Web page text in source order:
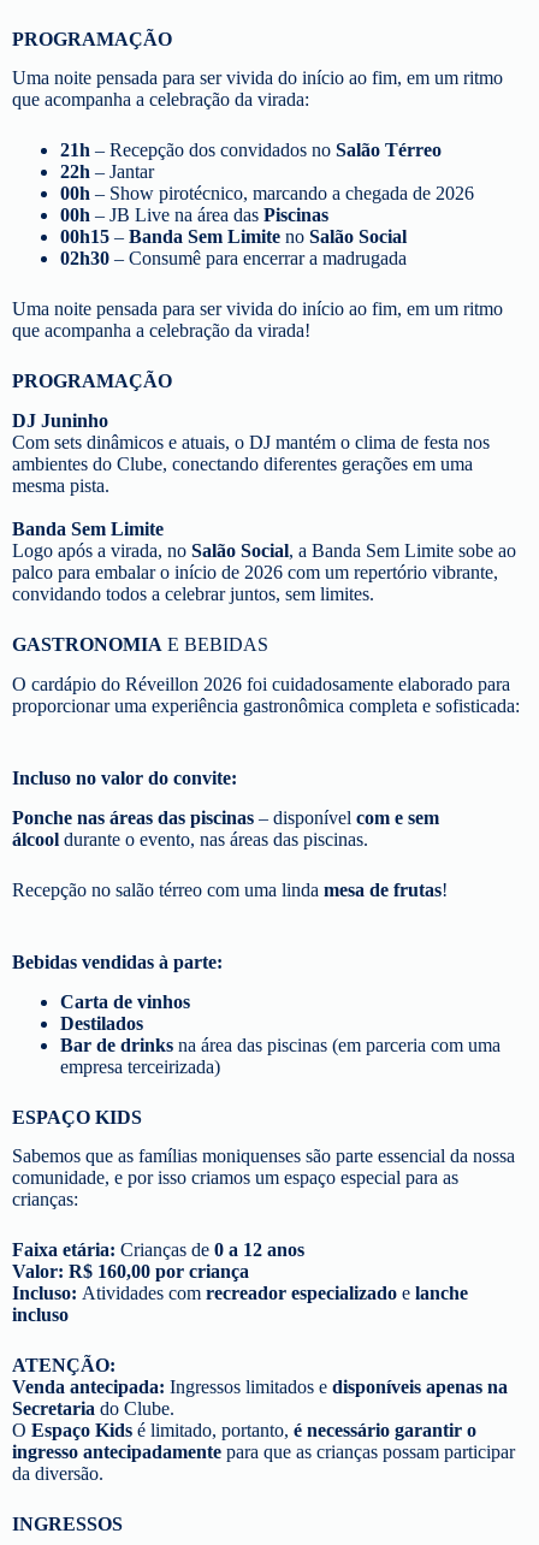
PROGRAMAÇÃO
Uma noite pensada para ser vivida do início ao fim, em um ritmo
que acompanha a celebração da virada:
21h – Recepção dos convidados no Salão Térreo
22h – Jantar
00h – Show pirotécnico, marcando a chegada de 2026
00h – JB Live na área das Piscinas
00h15 – Banda Sem Limite no Salão Social
02h30 – Consumê para encerrar a madrugada
Uma noite pensada para ser vivida do início ao fim, em um ritmo
que acompanha a celebração da virada!
PROGRAMAÇÃO
DJ Juninho
Com sets dinâmicos e atuais, o DJ mantém o clima de festa nos
ambientes do Clube, conectando diferentes gerações em uma
mesma pista.
Banda Sem Limite
Logo após a virada, no Salão Social, a Banda Sem Limite sobe ao
palco para embalar o início de 2026 com um repertório vibrante,
convidando todos a celebrar juntos, sem limites.
GASTRONOMIA E BEBIDAS
O cardápio do Réveillon 2026 foi cuidadosamente elaborado para
proporcionar uma experiência gastronômica completa e sofisticada:
Incluso no valor do convite:
Ponche nas áreas das piscinas – disponível com e sem
álcool durante o evento, nas áreas das piscinas.
Recepção no salão térreo com uma linda mesa de frutas!
Bebidas vendidas à parte:
Carta de vinhos
Destilados
Bar de drinks na área das piscinas (em parceria com uma
empresa terceirizada)
ESPAÇO KIDS
Sabemos que as famílias moniquenses são parte essencial da nossa
comunidade, e por isso criamos um espaço especial para as
crianças:
Faixa etária: Crianças de 0 a 12 anos
Valor: R$ 160,00 por criança
Incluso: Atividades com recreador especializado e lanche
incluso
ATENÇÃO:
Venda antecipada: Ingressos limitados e disponíveis apenas na
Secretaria do Clube.
O Espaço Kids é limitado, portanto, é necessário garantir o
ingresso antecipadamente para que as crianças possam participar
da diversão.
INGRESSOS